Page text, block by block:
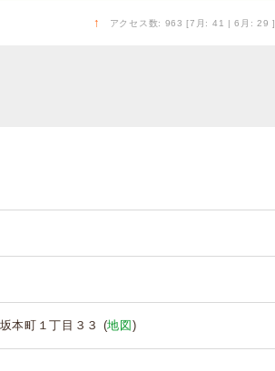
↑ アクセス数: 963 [7月: 41 | 6月: 29 ]
本町１丁目３３ (地図 )